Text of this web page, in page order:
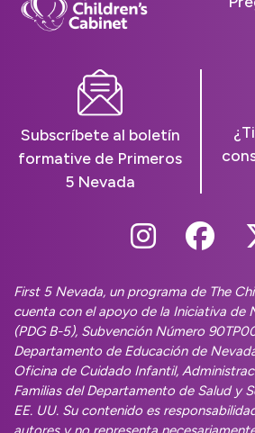
Subscríbete al boletín
formative de Primeros
5 Nevada
Follow
First 5 Nevada, un programa de The
cuenta con el apoyo de la Iniciativa de
(PDG B-5), Subvención Número
Departamento de Educación de
Oficina de Cuidado Infantil,
Familias del Departamento de Salud y
EE. UU. Su contenido es